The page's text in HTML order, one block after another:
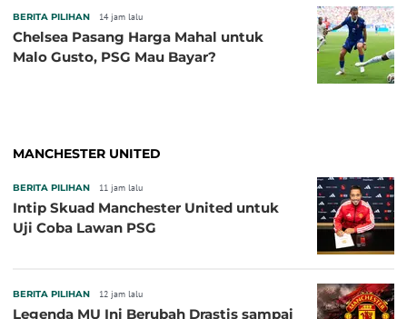
BERITA PILIHAN 14 jam lalu
Chelsea Pasang Harga Mahal untuk
Malo Gusto, PSG Mau Bayar?
MANCHESTER UNITED
BERITA PILIHAN 11 jam lalu
Intip Skuad Manchester United untuk
Uji Coba Lawan PSG
BERITA PILIHAN 12 jam lalu
Legenda MU Ini Berubah Drastis sampai